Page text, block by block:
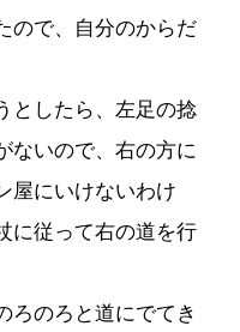
ので、自分のからだ
としたら、左足の捻
ないので、右の方に
屋にいけないわけ
に従って右の道を行
ろのろと道にでてき